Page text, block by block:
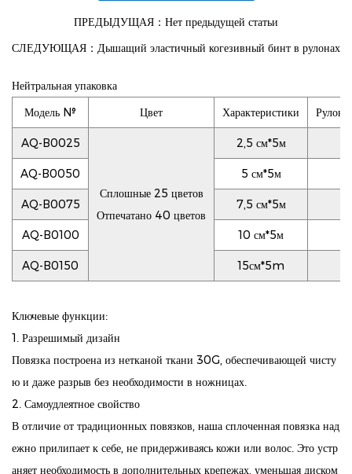
ПРЕДЫДУЩАЯ：Нет предыдущей статьи
СЛЕДУЮЩАЯ：Дышащий эластичный когезивный бинт в рулонах
Нейтральная упаковка
Модель №
Цвет Характеристики
AQ-B0025
Сплошные 25 цветов
Отпечатано 40 цветов
2,5 см*5м
AQ-B0050 5 см*5м
AQ-B0075 7,5 см*5м
AQ-B0100 10 см*5м
AQ-B0150 15см*5m
Ключевые функции:
1. Разрешимый дизайн
Повязка построена из нетканой ткани 30G, обеспечивающей чисту
ю и даже разрыв без необходимости в ножницах.
2. Самоудлеятное свойство
В отличие от традиционных повязков, наша сплоченная повязка над
ежно прилипает к себе, не придерживаясь кожи или волос. Это устр
аняет необходимость в дополнительных крепежах, уменьшая диском